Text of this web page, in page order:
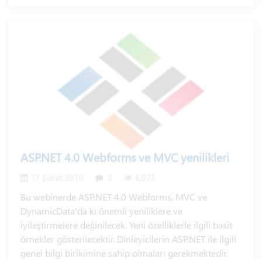
ASP.NET 4.0 Webforms ve MVC yenilikleri
17 Şubat 2010 0 6.073
Bu webinerde ASP.NET 4.0 Webforms, MVC ve
DynamicData'da ki önemli yeniliklere ve
iyileştirmelere değinilecek. Yeni özelliklerle ilgili basit
örnekler gösterilecektir. Dinleyicilerin ASP.NET ile ilgili
genel bilgi birikimine sahip olmaları gerekmektedir.